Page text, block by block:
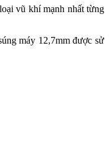
vũ khí mạnh nhất từng
máy 12,7mm được sử